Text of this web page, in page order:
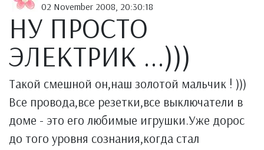
02 November 2008, 20:30:18
НУ ПРОСТО
ЭЛЕКТРИК ...)))
Такой смешной он,наш золотой мальчик ! )))
Все провода,все резетки,все выключатели в
доме - это его любимые игрушки.Уже дорос
до того уровня сознания,когда стал